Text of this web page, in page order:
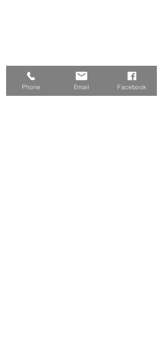
Parlons désormais de choses de filles !
Phone Email Facebook